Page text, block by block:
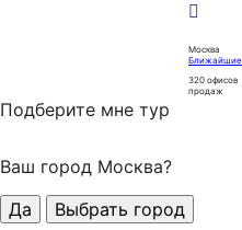
Москва
Ближайшие
320 офисов
продаж
Подберите мне тур
Ваш город Москва?
Да
Выбрать город